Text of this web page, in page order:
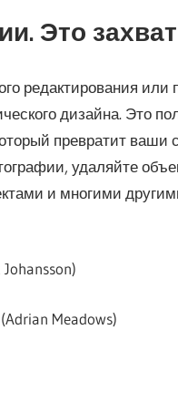
Это
редактирования или
дизайна. Это
превратит ваши
удаляйте
и многими
Meadows)